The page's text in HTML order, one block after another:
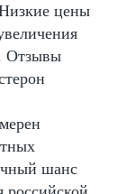
цены
Отзывы
шанс